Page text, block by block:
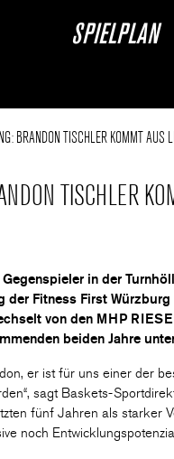
SPIELPLAN
BRANDON TISCHLER KOMMT AUS
TISCHLER
in der
der Fitness First
von den MHP
beiden Jahre
er ist für uns einer der
sagt Baskets-
fünf Jahren als starker
noch